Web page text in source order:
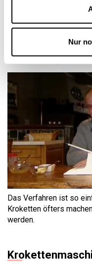
Nur
hausgemachten
großen Menge und das
tun müssen, ist, den
drücken, damit die 3
speziellen Tablett auf
Das Verfahren ist so
Kroketten öfters
werden.